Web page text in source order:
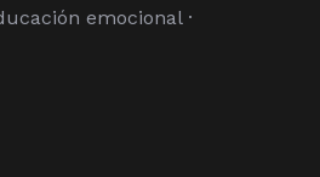
emocional ·